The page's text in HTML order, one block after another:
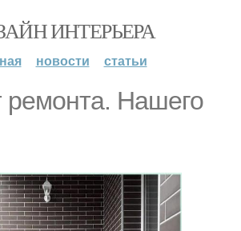
ИНТЕРЬЕРА
новости статьи
ремонта. Нашего